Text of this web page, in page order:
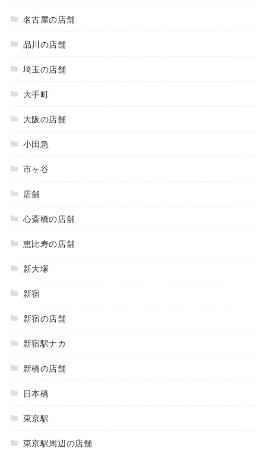
名古屋の店舗
品川の店舗
埼玉の店舗
大手町
大阪の店舗
小田急
市ヶ谷
店舗
心斎橋の店舗
恵比寿の店舗
新大塚
新宿
新宿の店舗
新宿駅ナカ
新橋の店舗
日本橋
東京駅
東京駅周辺の店舗